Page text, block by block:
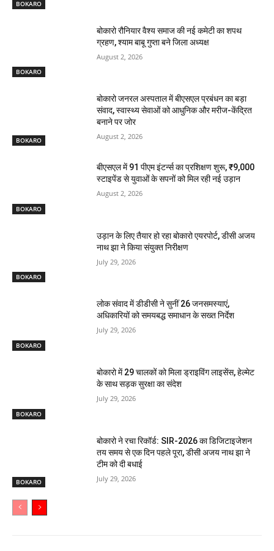
BOKARO
BOKARO
बोकारो रौनियार वैश्य समाज की नई कमेटी का शपथ
ग्रहण, श्याम बाबू गुप्ता बने जिला अध्यक्ष
August 2, 2026
BOKARO
बोकारो जनरल अस्पताल में बीएसएल प्रबंधन का बड़ा
संवाद, स्वास्थ्य सेवाओं को आधुनिक और मरीज-केंद्रित
बनाने पर जोर
August 2, 2026
BOKARO
बीएसएल में 91 पीएम इंटर्न्स का प्रशिक्षण शुरू, ₹9,000
स्टाइपेंड से युवाओं के सपनों को मिल रही नई उड़ान
August 2, 2026
BOKARO
उड़ान के लिए तैयार हो रहा बोकारो एयरपोर्ट, डीसी अजय
नाथ झा ने किया संयुक्त निरीक्षण
July 29, 2026
BOKARO
लोक संवाद में डीडीसी ने सुनीं 26 जनसमस्याएं,
अधिकारियों को समयबद्ध समाधान के सख्त निर्देश
July 29, 2026
BOKARO
बोकारो में 29 चालकों को मिला ड्राइविंग लाइसेंस, हेल्मेट
के साथ सड़क सुरक्षा का संदेश
July 29, 2026
BOKARO
बोकारो ने रचा रिकॉर्ड: SIR-2026 का डिजिटाइजेशन
तय समय से एक दिन पहले पूरा, डीसी अजय नाथ झा ने
टीम को दी बधाई
July 29, 2026